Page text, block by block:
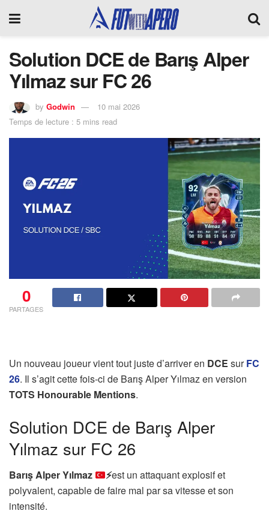
Solution DCE de Barış Alper
Yılmaz sur FC 26
by Godwin
10 mai 2026
Temps de lecture : 5 mins read
0
PARTAGES
Un nouveau joueur vient tout juste d’arriver en DCE surFC
26. Il s’agit cette fois-ci de Barış Alper Yılmaz en version
TOTS Honourable Mentions.
Solution DCE de Barış Alper
Yılmaz sur FC 26
Barış Alper Yılmaz ⚡est un attaquant explosif et
polyvalent, capable de faire mal par sa vitesse et son
intensité.